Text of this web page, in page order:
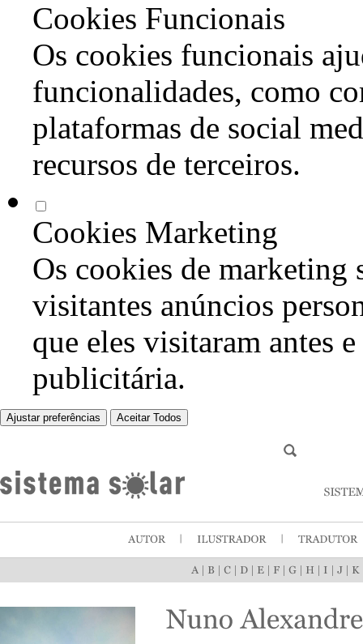
Cookies Funcionais
Os cookies funcionais
funcionalidades, como
plataformas de social
recursos de terceiros.
Cookies Marketing
Os cookies de marketing
visitantes anúncios
que eles visitaram antes
publicitária.
Ajustar preferências Aceitar Todos